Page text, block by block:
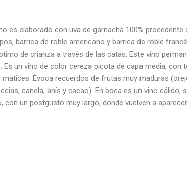
es elaborado con uva de garnacha 100%
barrica de roble americano y barrica de roble
de crianza a través de las catas. Este vino
Es un vino de color cereza picota de capa media,
Evoca recuerdos de frutas muy maduras
canela, anís y cacao). En boca es un vino cálido,
con un postgusto muy largo, donde vuelven a